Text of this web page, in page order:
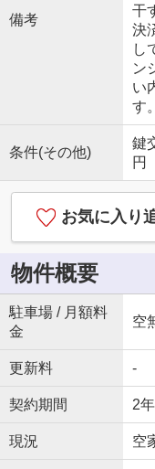
備考
干
決
し
ン
い
す
条件(その他)
鍵
円
お気に入り
物件概要
駐車場 / 月額料
金
空
更新料 -
契約期間 2年
現況 空